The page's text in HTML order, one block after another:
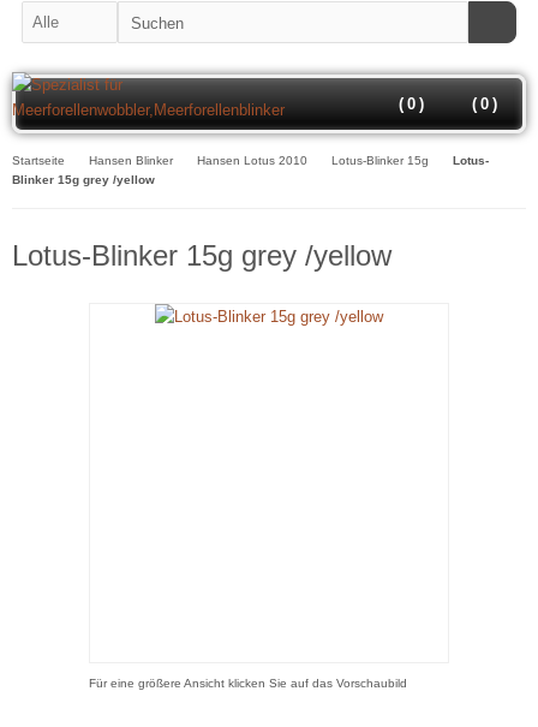
( 0 )
( 0 )
Startseite Hansen Blinker Hansen Lotus 2010 Lotus-Blinker 15g
Lotus-
Blinker 15g grey /yellow
Lotus-Blinker 15g grey /yellow
Für eine größere Ansicht klicken Sie auf das Vorschaubild